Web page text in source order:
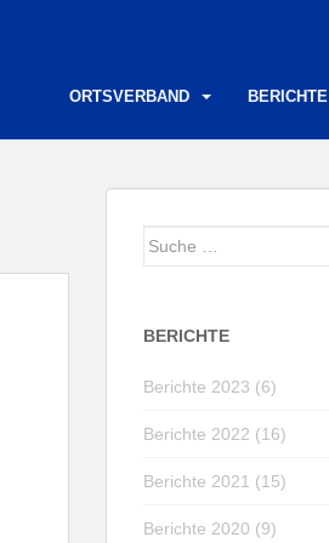
ORTSVERBAND BERICHTE
Suche
BERICHTE
Berichte 2023 (6)
Berichte 2022 (16)
Berichte 2021 (15)
Berichte 2020 (9)